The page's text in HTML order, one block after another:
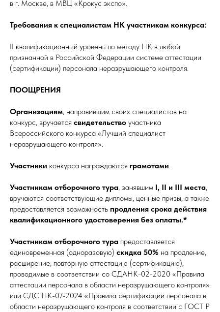
в г. Москве, в МВЦ «Крокус экспо».
Требования к специалистам НК участникам конкурса:
II квалификационный уровень по методу НК в любой
признанной в Российской Федерации системе аттестации
(сертификации) персонала неразрушающего контроля.
ПООЩРЕНИЯ
Организациям, направившим своих специалистов на
конкурс, вручается свидетельство участника
Всероссийского конкурса «Лучший специалист
неразрушающего контроля».
Участники конкурса награждаются грамотами.
Участникам отборочного тура, занявшим I, II и III места,
вручаются соответствующие дипломы, ценные призы, а также
предоставляется возможность продления срока действия
квалификационного удостоверения без оплаты.*
Участникам отборочного тура предоставляется
единовременная (одноразовую) скидка 50% на продление,
расширение, повторную аттестацию (сертификацию),
проводимые в соответствии со СДАНК-02-2020 «Правила
аттестации персонала в области неразрушающего контроля»
или СДС НК-07-2024 «Правила сертификации персонала в
области неразрушающего контроля в соответствии с ГОСТ Р